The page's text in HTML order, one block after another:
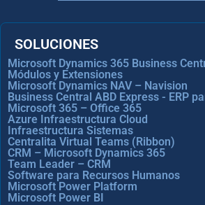
SOLUCIONES
Microsoft Dynamics 365 Business
Módulos y Extensiones
Microsoft Dynamics NAV – Navision
Business Central ABD Express - ERP
Microsoft 365 – Office 365
Azure Infraestructura Cloud
Infraestructura Sistemas
Centralita Virtual Teams (Ribbon)
CRM – Microsoft Dynamics 365
Team Leader – CRM
Software para Recursos Humanos
Microsoft Power Platform
Microsoft Power BI